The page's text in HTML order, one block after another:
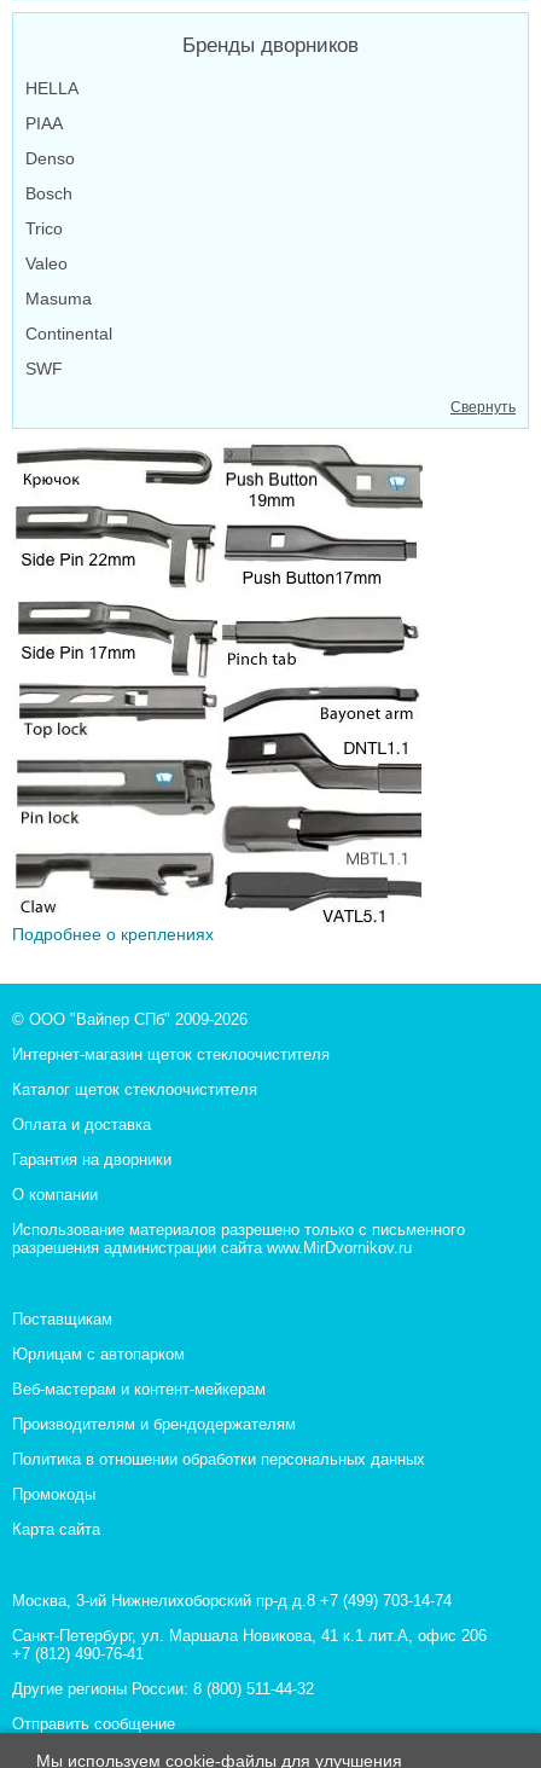
Бренды дворников
HELLA
PIAA
Denso
Bosch
Trico
Valeo
Masuma
Continental
SWF
Свернуть
Подробнее о креплениях
© ООО "Вайпер СПб" 2009-2026
Интернет-магазин щеток стеклоочистителя
Каталог щеток стеклоочистителя
Оплата и доставка
Гарантия на дворники
О компании
Использование материалов разрешено только с письменного
разрешения администрации сайта www.MirDvornikov.ru
Поставщикам
Юрлицам с автопарком
Веб-мастерам и контент-мейкерам
Производителям и брендодержателям
Политика в отношении обработки персональных данных
Промокоды
Карта сайта
Москва, 3-ий Нижнелихоборский пр-д д.8 +7 (499) 703-14-74
Санкт-Петербург, ул. Маршала Новикова, 41 к.1 лит.А, офис 206
+7 (812) 490-76-41
Другие регионы России: 8 (800) 511-44-32
Отправить сообщение
Все контакты
Мы используем cookie-файлы для улучшения